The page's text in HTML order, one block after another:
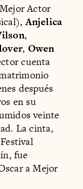
Actor
Anjelica
,
, Owen
cuenta
después
en su
veinte
La cinta,
fue
a Mejor